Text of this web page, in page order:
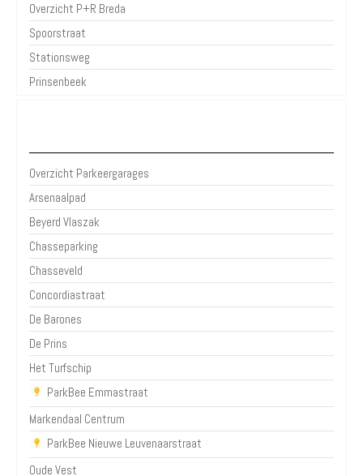
Overzicht P+R Breda
Spoorstraat
Stationsweg
Prinsenbeek
Overzicht Parkeergarages
Arsenaalpad
Beyerd Vlaszak
Chasseparking
Chasseveld
Concordiastraat
De Barones
De Prins
Het Turfschip
ParkBee Emmastraat
Markendaal Centrum
ParkBee Nieuwe Leuvenaarstraat
Oude Vest